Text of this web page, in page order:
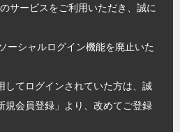
サービスをご利用いただき、誠に
ーシャルログイン機能を廃止いた
してログインされていた方は、誠
規会員登録」より、改めてご登録